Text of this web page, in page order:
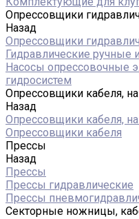
Опрессовщики
Назад
Опрессовщики
Гидравлические ручные
Насосы опрессовочные
гидросистем
Опрессовщики кабеля,
Назад
Опрессовщики кабеля,
Опрессовщики кабеля
Прессы
Назад
Прессы
Прессы гидравлические
Прессы
Секторные ножницы,